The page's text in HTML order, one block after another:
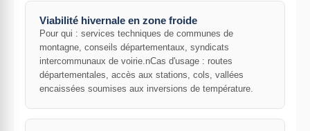
Viabilité hivernale en zone froide
Pour qui : services techniques de communes de
montagne, conseils départementaux, syndicats
intercommunaux de voirie.nCas d'usage : routes
départementales, accès aux stations, cols, vallées
encaissées soumises aux inversions de température.